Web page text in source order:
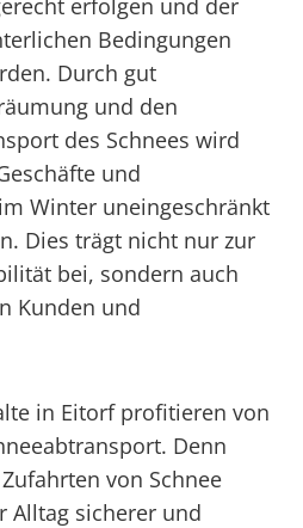
erfolgen und der
Bedingungen
Durch gut
und den
des Schnees wird
und
Winter uneingeschränkt
Dies trägt nicht nur zur
bei, sondern auch
Kunden und
in Eitorf profitieren von
Denn
von Schnee
Alltag sicherer und